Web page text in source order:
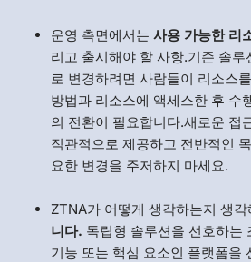
운영 측면에서는 사용 가능한 리
리고 출시해야 할 사항.기존 솔
로 변경하려면 사람들이 리소스
방법과 리소스에 액세스한 후 수
의 전환이 필요합니다.새로운 접
직관적으로 제공하고 전반적인
요한 변경을 주저하지 마세요.
ZTNA가 어떻게 생각하는지 생각
니다. 독립형 솔루션을 선호하는
기능 또는 핵심 요소인 플랫폼을